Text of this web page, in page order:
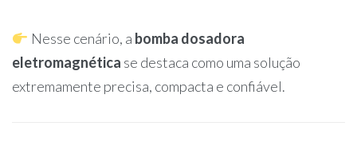
Nesse cenário, a bomba dosadora
eletromagnética se destaca como uma solução
extremamente precisa, compacta e confiável.